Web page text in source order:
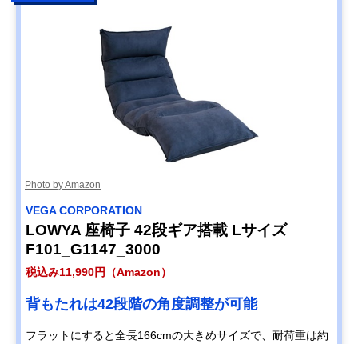
Photo by Amazon
VEGA CORPORATION
LOWYA 座椅子 42段ギア搭載 Lサイズ
F101_G1147_3000
税込み11,990円（Amazon）
背もたれは42段階の角度調整が可能
フラットにすると全長166cmの大きめサイズで、耐荷重は約